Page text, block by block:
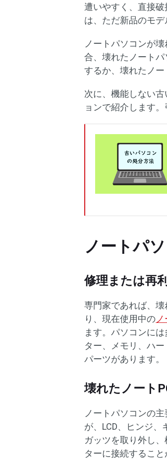
遭いやすく、直接
は、ただ新品のモデ
ノートパソコンが
合、壊れたノート
するか、壊れたノー
次に、機能しない
ョンで紹介します
ノートパ
修理または再
専門家であれば、
り、現在使用中の
ます。パソコンに
ター、メモリ、ハ
パーツがあります。
壊れたノート
ノートパソコンの
が、LCD、ヒンジ
ガッツを取り外し
ターに接続するこ